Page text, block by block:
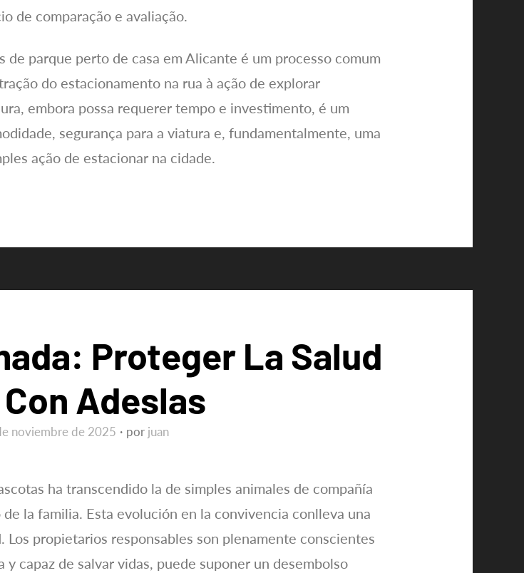
de comparação e avaliação.
parque perto de casa em Alicante é um processo comum
do estacionamento na rua à ação de explorar
embora possa requerer tempo e investimento, é um
segurança para a viatura e, fundamentalmente, uma
ação de estacionar na cidade.
Proteger La Salud
Adeslas
noviembre de 2025 por juan
ha transcendido la de simples animales de compañía
la familia. Esta evolución en la convivencia conlleva una
propietarios responsables son plenamente conscientes
capaz de salvar vidas, puede suponer un desembolso